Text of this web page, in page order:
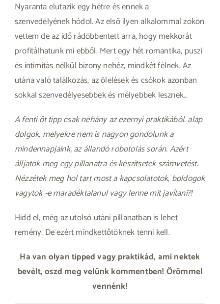
Nyaranta elutazik egy hétre és ennek a
szenvedélyének hódol. Az első ilyen alkalommal zokon
vettem de az idő rádöbbentett arra, hogy mekkorát
profitálhatunk mi ebből. Mert egy hét romantika, puszi
és intimitás nélkül bizony nehéz, mindkét félnek. Az
utána való találkozás, az ölelések és csókok azonban
sokkal szenvedélyesebbek és mélyebbek lesznek…
A fenti öt tipp csak néhány az ezernyi praktikából. alap
dolgok, melyekre nem is nagyon gondolunk a
mindennapjaink, az állandó robotolás során. Azért
álljatok meg egy pillanatra és készítsetek számvetést.
Nézzétek meg hol tart most a kapcsolatotok, boldogok
vagytok -e maradéktalanul vagy lenne mit javítani?!
Hidd el, még az utolsó utáni pillanatban is lehet
remény. De ezért mindkettőtöknek tenni kell.
Ha van olyan tipped vagy praktikád, ami nektek
bevélt, oszd meg velünk kommentben! Örömmel
vennénk!